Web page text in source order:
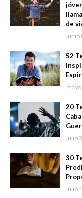
de
junio
52
20
julio
30
julio